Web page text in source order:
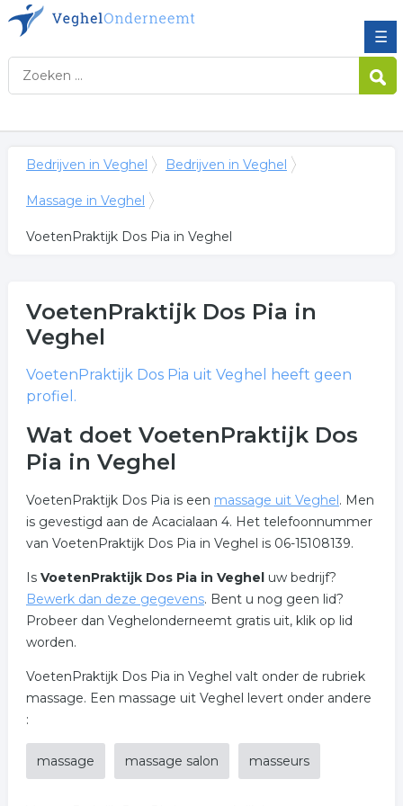
☰
Bedrijven in Veghel Bedrijven in Veghel
Massage in Veghel
VoetenPraktijk Dos Pia in Veghel
VoetenPraktijk Dos Pia in
Veghel
VoetenPraktijk Dos Pia uit Veghel heeft geen
profiel.
Wat doet VoetenPraktijk Dos
Pia in Veghel
VoetenPraktijk Dos Pia is een massage uit Veghel. Men
is gevestigd aan de Acacialaan 4. Het telefoonnummer
van VoetenPraktijk Dos Pia in Veghel is 06-15108139.
Is VoetenPraktijk Dos Pia in Vegheluw bedrijf?
Bewerk dan deze gegevens. Bent u nog geen lid?
Probeer dan Veghelonderneemt gratis uit, klik op lid
worden.
VoetenPraktijk Dos Pia in Veghel valt onder de rubriek
massage. Een massage uit Veghel levert onder andere
:
massage massage salon masseurs